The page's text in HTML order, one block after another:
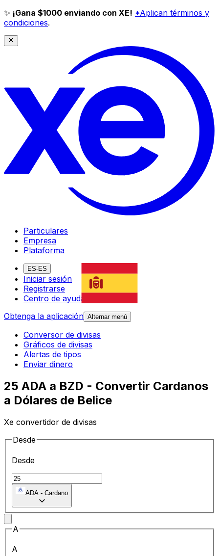
✨ ¡Gana $1000 enviando con XE! *Aplican términos y
condiciones.
Particulares
Empresa
Plataforma
ES-ES
Iniciar sesión
Registrarse
Centro de ayuda
Obtenga la aplicación Alternar menú
Conversor de divisas
Gráficos de divisas
Alertas de tipos
Enviar dinero
25 ADA a BZD - Convertir Cardanos
a Dólares de Belice
Xe convertidor de divisas
Desde
Desde
ADA - Cardano
A
A